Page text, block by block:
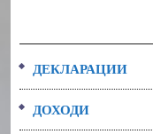
ДЕКЛАРАЦИИ
ДОХОДИ